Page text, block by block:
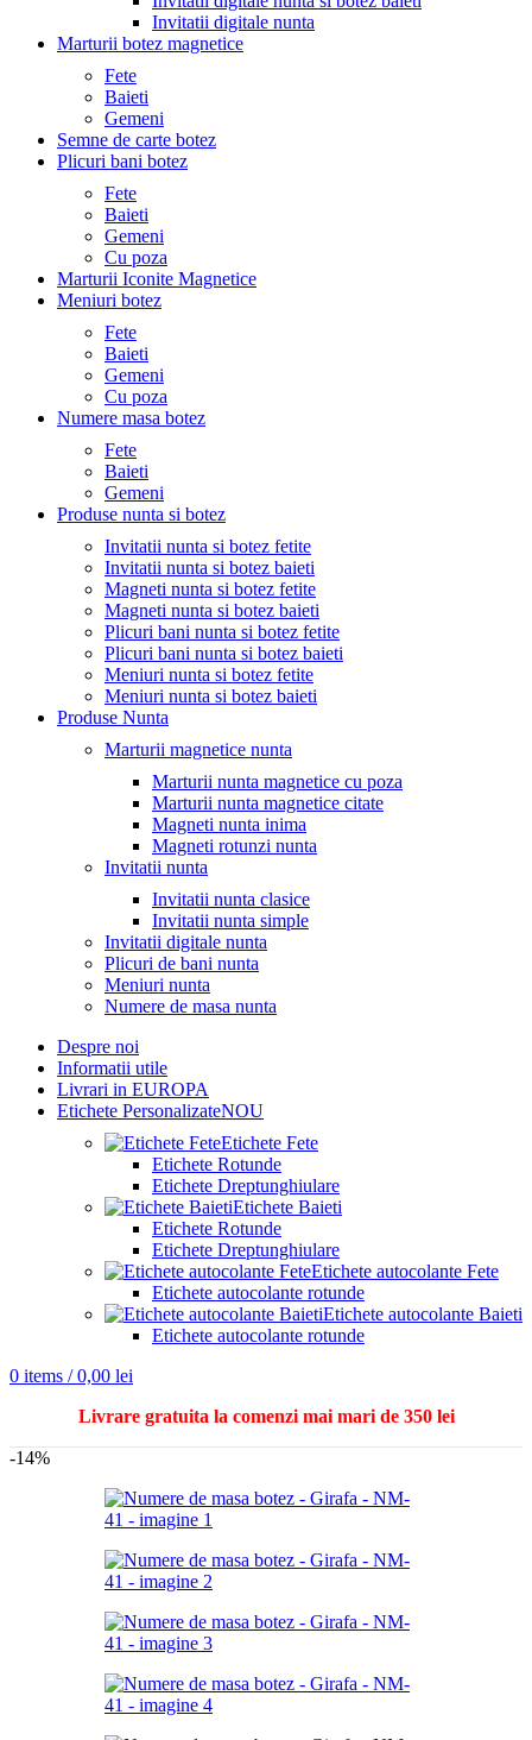
Invitatii digitale nunta
Marturii botez magnetice
Fete
Baieti
Gemeni
Semne de carte botez
Plicuri bani botez
Fete
Baieti
Gemeni
Cu poza
Marturii Iconite Magnetice
Meniuri botez
Fete
Baieti
Gemeni
Cu poza
Numere masa botez
Fete
Baieti
Gemeni
Produse nunta si botez
Invitatii nunta si botez fetite
Invitatii nunta si botez baieti
Magneti nunta si botez fetite
Magneti nunta si botez baieti
Plicuri bani nunta si botez fetite
Plicuri bani nunta si botez baieti
Meniuri nunta si botez fetite
Meniuri nunta si botez baieti
Produse Nunta
Marturii magnetice nunta
Marturii nunta magnetice cu poza
Marturii nunta magnetice citate
Magneti nunta inima
Magneti rotunzi nunta
Invitatii nunta
Invitatii nunta clasice
Invitatii nunta simple
Invitatii digitale nunta
Plicuri de bani nunta
Meniuri nunta
Numere de masa nunta
Despre noi
Informatii utile
Livrari in EUROPA
Etichete PersonalizateNOU
Etichete Fete
Etichete Rotunde
Etichete Dreptunghiulare
Etichete Baieti
Etichete Rotunde
Etichete Dreptunghiulare
Etichete autocolante Fete
Etichete autocolante rotunde
Etichete autocolante Baieti
Etichete autocolante rotunde
0 items / 0,00 lei
Livrare gratuita la comenzi mai mari de 350 lei
-14%